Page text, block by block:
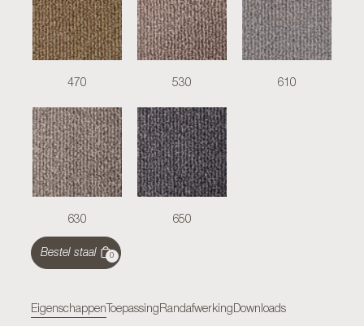
470 530 610
630 650
Bestel staal 0
Eigenschappen Toepassing Randafwerking Downloads